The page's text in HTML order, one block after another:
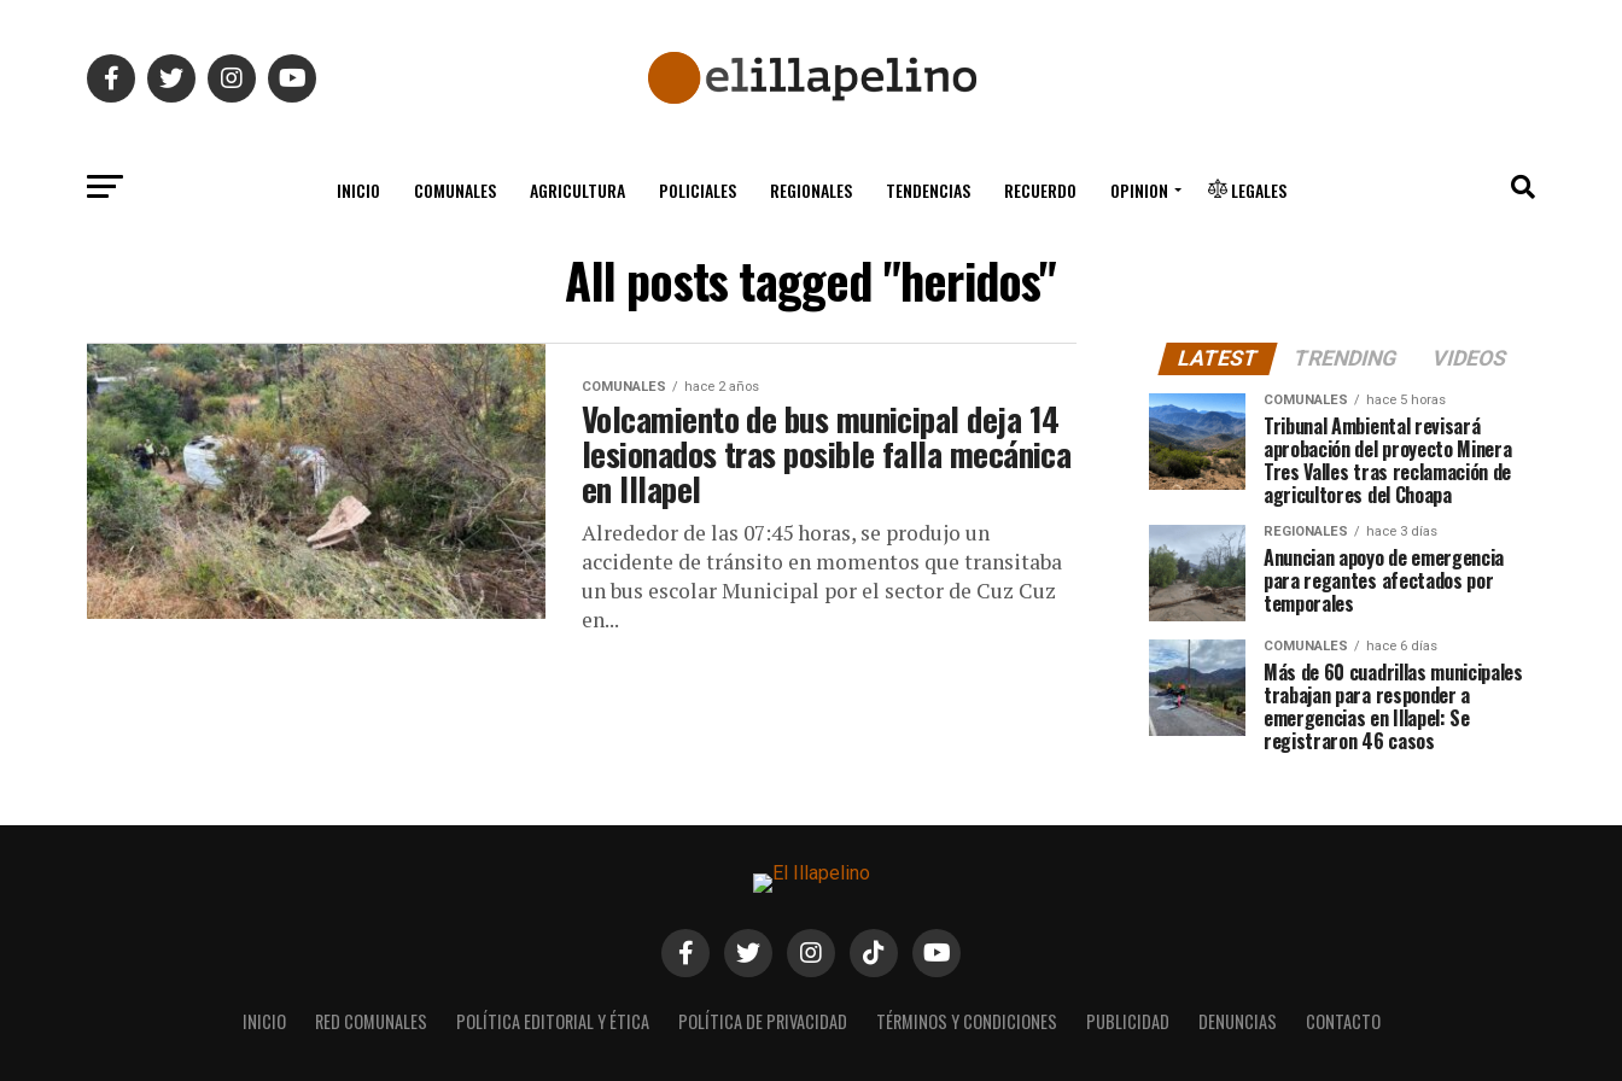
INICIO COMUNALES AGRICULTURA POLICIALES REGIONALES TENDENCIAS RECUERDO OPINION LEGALES
All posts tagged "heridos"
COMUNALES hace 2 años
Volcamiento de bus municipal deja 14
lesionados tras posible falla mecánica
en Illapel
Alrededor de las 07:45 horas, se produjo un
accidente de tránsito en momentos que transitaba
un bus escolar Municipal por el sector de Cuz Cuz
en...
LATEST TRENDING VIDEOS
COMUNALES hace 5 horas
Tribunal Ambiental revisará
aprobación del proyecto Minera
Tres Valles tras reclamación de
agricultores del Choapa
REGIONALES hace 3 días
Anuncian apoyo de emergencia
para regantes afectados por
temporales
COMUNALES hace 6 días
Más de 60 cuadrillas municipales
trabajan para responder a
emergencias en Illapel: Se
registraron 46 casos
INICIO RED COMUNALES POLÍTICA EDITORIAL Y ÉTICA POLÍTICA DE PRIVACIDAD TÉRMINOS Y CONDICIONES PUBLICIDAD DENUNCIAS CONTACTO